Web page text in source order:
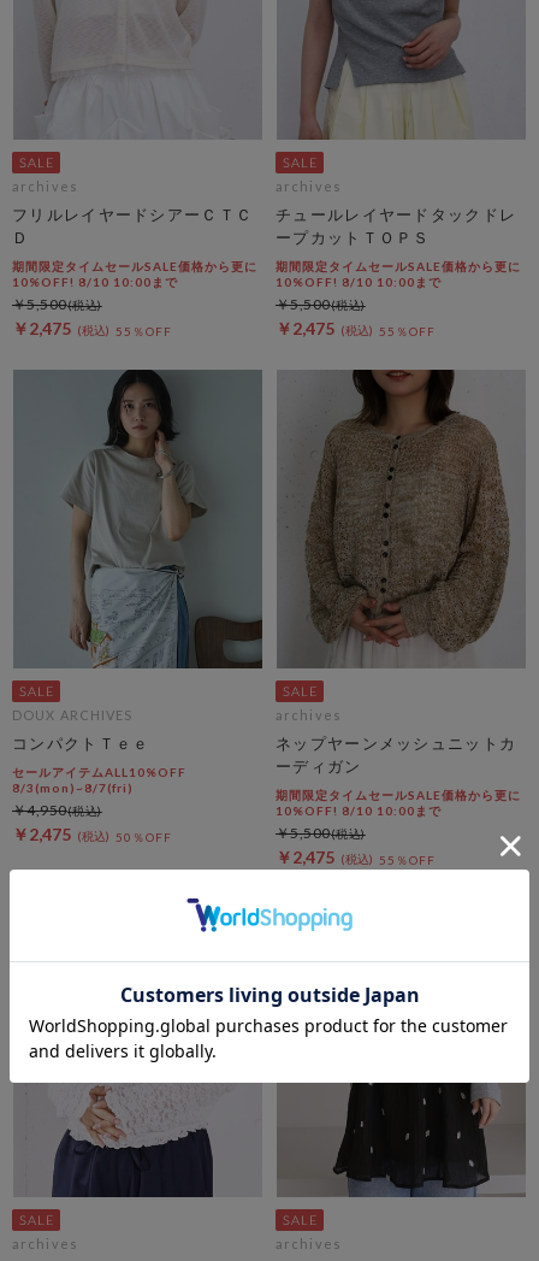
archives
フリルレイヤードシアーＣＴＣ
Ｄ
期間限定タイムセールSALE価格から更に
10%OFF! 8/10 10:00まで
￥2,475 55％OFF
￥5,500
archives
チュールレイヤードタックドレ
ープカットＴＯＰＳ
期間限定タイムセールSALE価格から更に
10%OFF! 8/10 10:00まで
￥2,475 55％OFF
￥5,500
DOUX ARCHIVES
コンパクトＴｅｅ
セールアイテムALL10%OFF
8/3(mon)~8/7(fri)
￥2,475 50％OFF
￥4,950
archives
ネップヤーンメッシュニットカ
ーディガン
期間限定タイムセールSALE価格から更に
10%OFF! 8/10 10:00まで
￥2,475 55％OFF
￥5,500
archives archives